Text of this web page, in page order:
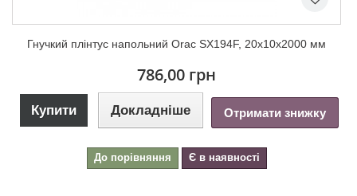
Гнучкий плінтус напольний Orac SX194F, 20х10х2000 мм
786,00 грн
Купити Докладніше Отримати знижку
До порівняння Є в наявності